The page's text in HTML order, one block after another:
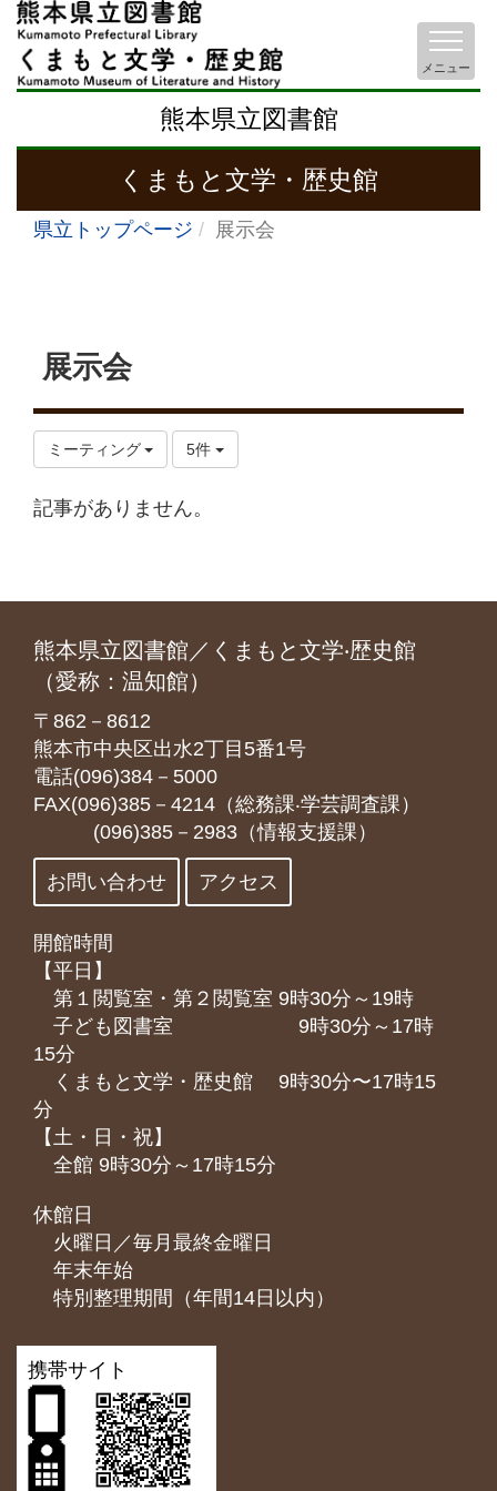
熊本県立図書館
くまもと文学・歴史館
メニュー
県立トップページ 展示会
展示会
ミーティング 5件
記事がありません。
熊本県立図書館／くまもと文学‧歴史館
（愛称：温知館）
〒862－8612
熊本市中央区出水2丁目5番1号
電話(096)384－5000
FAX(096)385－4214（総務課‧学芸調査課）
(096)385－2983（情報支援課）
お問い合わせ アクセス
開館時間
【平日】
第１閲覧室・第２閲覧室 9時30分～19時
子ども図書室 9時30分～17時
15分
くまもと⽂学・歴史館 9時30分〜17時15
分
【土・日・祝】
全館 9時30分～17時15分
休館日
火曜日／毎月最終金曜日
年末年始
特別整理期間（年間14日以内）
携帯サイト